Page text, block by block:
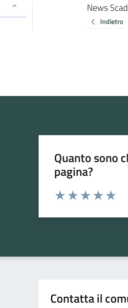
News
Indietro
Quanto sono
pagina?
Valuta da 1 a 5 stelle la
Contatta il